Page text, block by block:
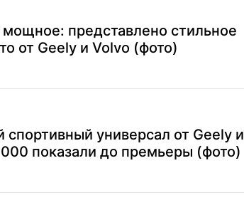
представлено стильное
от Geely и Volvo (фото)
универсал от Geely и
показали до премьеры (фото)